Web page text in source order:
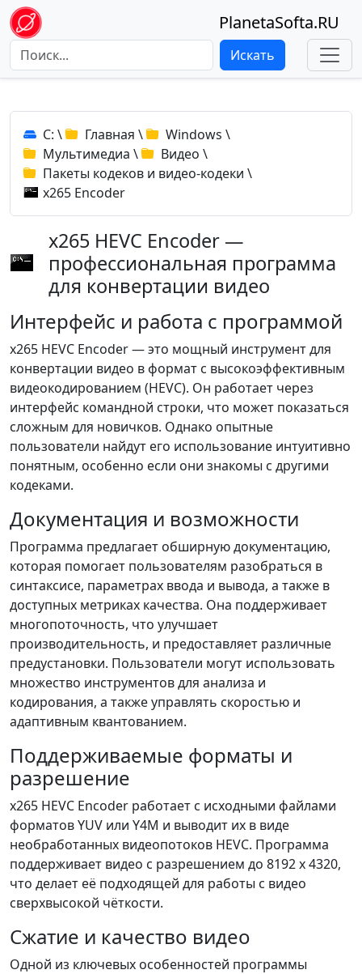
PlanetaSofta.RU
Искать
C: \ Главная \ Windows \
Мультимедиа \ Видео \
Пакеты кодеков и видео-кодеки \
x265 Encoder
x265 HEVC Encoder —
профессиональная программа
для конвертации видео
Интерфейс и работа с программой
x265 HEVC Encoder — это мощный инструмент для
конвертации видео в формат с высокоэффективным
видеокодированием (HEVC). Он работает через
интерфейс командной строки, что может показаться
сложным для новичков. Однако опытные
пользователи найдут его использование интуитивно
понятным, особенно если они знакомы с другими
кодеками.
Документация и возможности
Программа предлагает обширную документацию,
которая помогает пользователям разобраться в
синтаксисе, параметрах ввода и вывода, а также в
доступных метриках качества. Она поддерживает
многопоточность, что улучшает
производительность, и предоставляет различные
предустановки. Пользователи могут использовать
множество инструментов для анализа и
кодирования, а также управлять скоростью и
адаптивным квантованием.
Поддерживаемые форматы и
разрешение
x265 HEVC Encoder работает с исходными файлами
форматов YUV или Y4M и выводит их в виде
необработанных видеопотоков HEVC. Программа
поддерживает видео с разрешением до 8192 x 4320,
что делает её подходящей для работы с видео
сверхвысокой чёткости.
Сжатие и качество видео
Одной из ключевых особенностей программы